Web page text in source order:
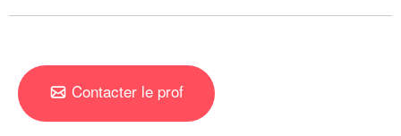
Contacter le prof